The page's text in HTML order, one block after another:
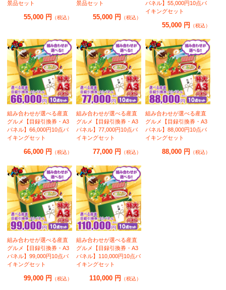
景品セット
55,000 円 （税込）
景品セット
55,000 円 （税込）
パネル】55,000円10点バ
イキングセット
55,000 円 （税込）
組み合わせが選べる産直
グルメ【目録引換券・A3
パネル】66,000円10点バ
イキングセット
66,000 円 （税込）
組み合わせが選べる産直
グルメ【目録引換券・A3
パネル】77,000円10点バ
イキングセット
77,000 円 （税込）
組み合わせが選べる産直
グルメ【目録引換券・A3
パネル】88,000円10点バ
イキングセット
88,000 円 （税込）
組み合わせが選べる産直
グルメ【目録引換券・A3
パネル】99,000円10点バ
イキングセット
99,000 円 （税込）
組み合わせが選べる産直
グルメ【目録引換券・A3
パネル】110,000円10点バ
イキングセット
110,000 円 （税込）